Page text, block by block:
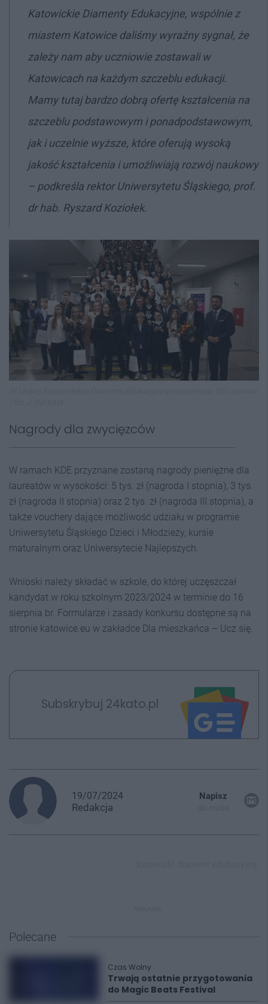
Katowickie Diamenty Edukacyjne, wspólnie z
miastem Katowice daliśmy wyraźny sygnał, że
zależy nam aby uczniowie zostawali w
Katowicach na każdym szczeblu edukacji.
Mamy tutaj bardzo dobrą ofertę kształcenia na
szczeblu podstawowym i ponadpodstawowym,
jak i uczelnie wyższe, które oferują wysoką
jakość kształcenia i umożliwiają rozwój naukowy
– podkreśla rektor Uniwersytetu Śląskiego, prof.
dr hab. Ryszard Koziołek.
Nagrody dla zwycięzców
W ramach KDE przyznane zostaną nagrody pieniężne dla
laureatów w wysokości: 5 tys. zł (nagroda I stopnia), 3 tys.
zł (nagroda II stopnia) oraz 2 tys. zł (nagroda III stopnia), a
także vouchery dające możliwość udziału w programie
Uniwersytetu Śląskiego Dzieci i Młodzieży, kursie
maturalnym oraz Uniwersytecie Najlepszych.
Wnioski należy składać w szkole, do której uczęszczał
kandydat w roku szkolnym 2023/2024 w terminie do 16
sierpnia br. Formularze i zasady konkursu dostępne są na
stronie katowice.eu w zakładce Dla mieszkańca – Ucz się.
Subskrybuj 24kato.pl
19/07/2024
Redakcja
Napisz
Polecane
Czas Wolny
Trwają ostatnie przygotowania
do Magic Beats Festival